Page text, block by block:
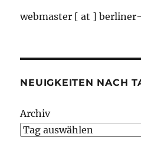
webmaster [ at ]
NEUIGKEITEN NACH
Archiv